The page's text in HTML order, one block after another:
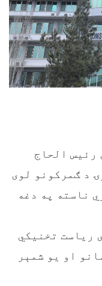
رئیس الحاج
د ګمرکونو لوی
اداري ناسته په دغه
ریاست تخنیکي
او یو شمېر